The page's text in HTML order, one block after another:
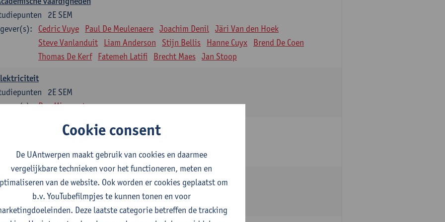
2E SEM
Cedric Vuye Paul De Meulenaere Joachim Denil Järi Van den Hoek
Steve Vanlanduit
Liam Anderson Stijn Bellis Hanne Cuyx
Brend De Coen
Thomas De Kerf
Fatemeh Latifi Brecht Maes Jan Stoop
2E SEM
Ben Minnaert
en Dynamica
Gunther Steenackers Steven Lenssen
2E SEM
studiepunten
Linda Beenaerts
Cookie consent
De UAntwerpen maakt gebruik van cookies en daarmee
vergelijkbare technieken voor het functioneren, meten en
van de website. Ook worden er cookies geplaatst om
b.v. YouTubefilmpjes te kunnen tonen en voor
Deze laatste categorie betreffen de tracking